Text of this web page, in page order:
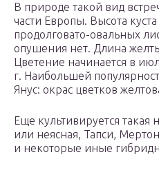
В природе такой вид
части Европы. Высота
продолговато-овальных
опушения нет. Длина
Цветение начинается в
г. Наибольшей
Янус: окрас цветков
Еще культивируется такая
или неясная, Тапси,
и некоторые иные